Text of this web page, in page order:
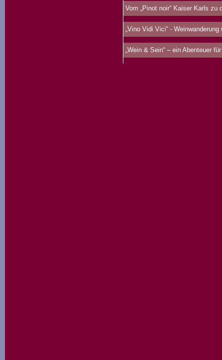
Vom „Pinot noir“ Kaiser Karls zu
„Vino Vidi Vici“ -
„Wein & Sein“ – ein Abenteuer